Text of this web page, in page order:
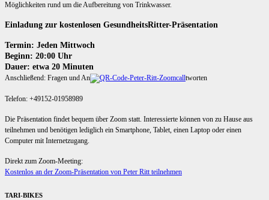
Möglichkeiten rund um die Aufbereitung von Trinkwasser.
Einladung zur kostenlosen GesundheitsRitter-Präsentation
Termin: Jeden Mittwoch
Beginn: 20:00 Uhr
Dauer: etwa 20 Minuten
Anschließend: Fragen und An tworten
Telefon: +49152-01958989
Die Präsentation findet bequem über Zoom statt. Interessierte können von zu Hause aus
teilnehmen und benötigen lediglich ein Smartphone, Tablet, einen Laptop oder einen
Computer mit Internetzugang.
Direkt zum Zoom-Meeting:
Kostenlos an der Zoom-Präsentation von Peter Ritt teilnehmen
TARI-BIKES